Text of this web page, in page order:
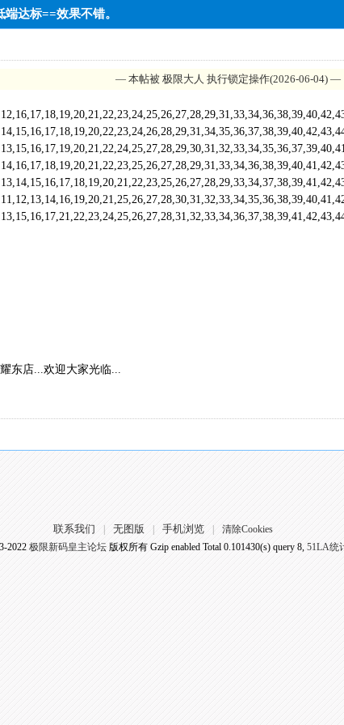
达标==效果不错。
— 本帖被 极限大人 执行锁定操作(2026-06-04) —
东店...欢迎大家光临...
联系我们 无图版 手机浏览
清除Cookies
2022 极限新码皇主论坛版权所有 Gzip enabled Total 0.101430(s) query 8, 51LA统